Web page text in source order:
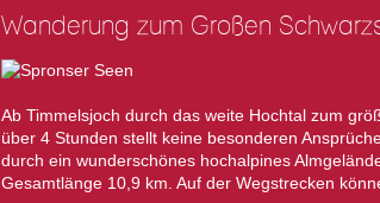
Wanderung zum Großen
Ab Timmelsjoch durch das weite Hochtal zum
über 4 Stunden stellt keine besonderen
durch ein wunderschönes hochalpines
Gesamtlänge 10,9 km. Auf der Wegstrecken